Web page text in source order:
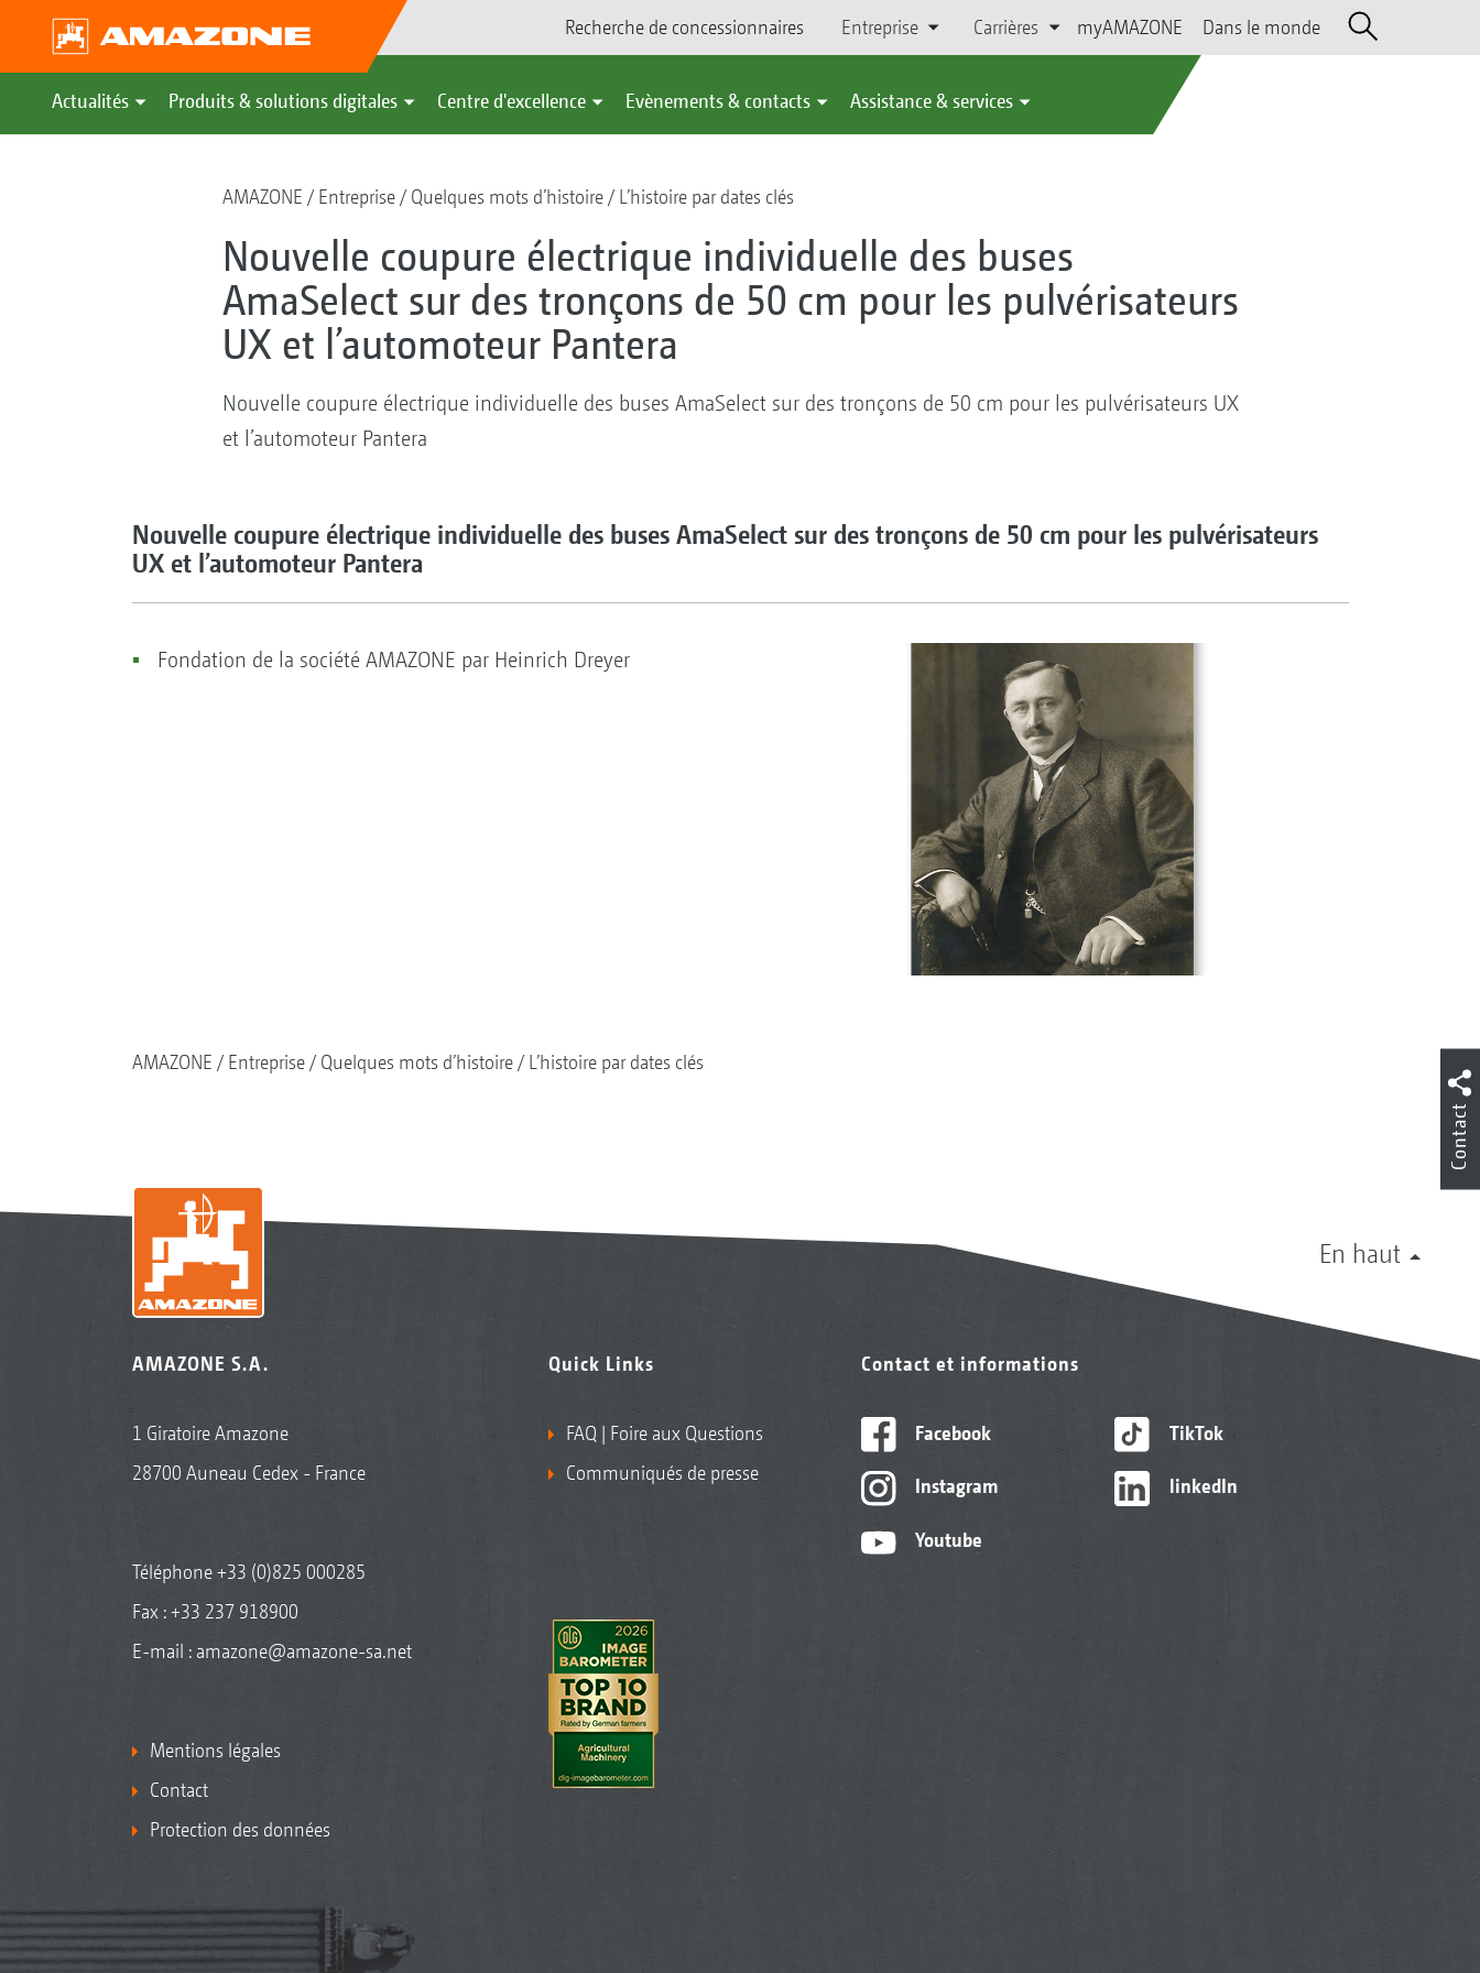
Recherche de concessionnaires Entreprise Carrières myAMAZONE Dans le monde
Actualités Produits & solutions digitales Centre d'excellence Evènements & contacts Assistance & services
AMAZONE Entreprise Quelques mots d’histoire L’histoire par dates clés
Nouvelle coupure électrique individuelle des buses
AmaSelect sur des tronçons de 50 cm pour les pulvérisateurs
UX et l’automoteur Pantera
Nouvelle coupure électrique individuelle des buses AmaSelect sur des tronçons de 50 cm pour les pulvérisateurs UX
et l’automoteur Pantera
Nouvelle coupure électrique individuelle des buses AmaSelect sur des tronçons de 50 cm pour les pulvérisateurs
UX et l’automoteur Pantera
Fondation de la société AMAZONE par Heinrich Dreyer
AMAZONE Entreprise Quelques mots d’histoire L’histoire par dates clés
En haut
AMAZONE S.A.
1 Giratoire Amazone
28700 Auneau Cedex - France
Téléphone+33 (0)825 000285
Fax : +33 237 918900
E-mail : amazone@amazone-sa.net
Mentions légales
Contact
Protection des données
Quick Links
FAQ | Foire aux Questions
Communiqués de presse
Contact et informations
Facebook
Instagram
Youtube
TikTok
linkedIn
Contact